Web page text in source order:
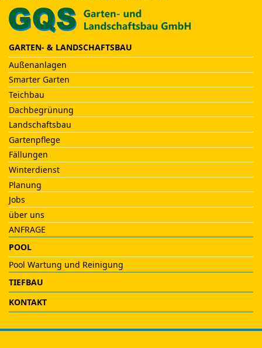
GARTEN- & LANDSCHAFTSBAU
Außenanlagen
Smarter Garten
Teichbau
Dachbegrünung
Landschaftsbau
Gartenpflege
Fällungen
Winterdienst
Planung
Jobs
über uns
ANFRAGE
POOL
Pool Wartung und Reinigung
TIEFBAU
KONTAKT